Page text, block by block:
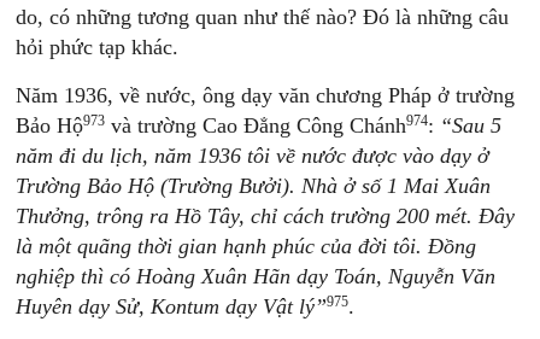
do, có những tương quan như thế nào? Đó là những câu
hỏi phức tạp khác.
Năm 1936, về nước, ông dạy văn chương Pháp ở trường
Bảo Hộ973 và trường Cao Đẳng Công Chánh974: “Sau 5
năm đi du lịch, năm 1936 tôi về nước được vào dạy ở
Trường Bảo Hộ (Trường Bưởi). Nhà ở số 1 Mai Xuân
Thưởng, trông ra Hồ Tây, chỉ cách trường 200 mét. Đây
là một quãng thời gian hạnh phúc của đời tôi. Đồng
nghiệp thì có Hoàng Xuân Hãn dạy Toán, Nguyễn Văn
Huyên dạy Sử, Kontum dạy Vật lý”975.